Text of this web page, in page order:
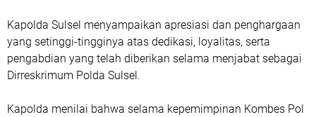
Kapolda Sulsel menyampaikan apresiasi dan penghargaan
yang setinggi-tingginya atas dedikasi, loyalitas, serta
pengabdian yang telah diberikan selama menjabat sebagai
Dirreskrimum Polda Sulsel.
Kapolda menilai bahwa selama kepemimpinan Kombes Pol